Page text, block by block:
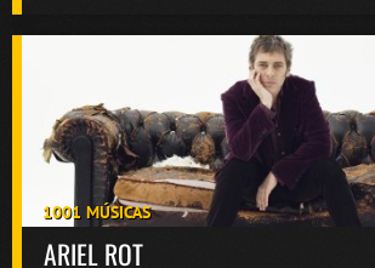
1001 MÚSICAS
ARIEL ROT